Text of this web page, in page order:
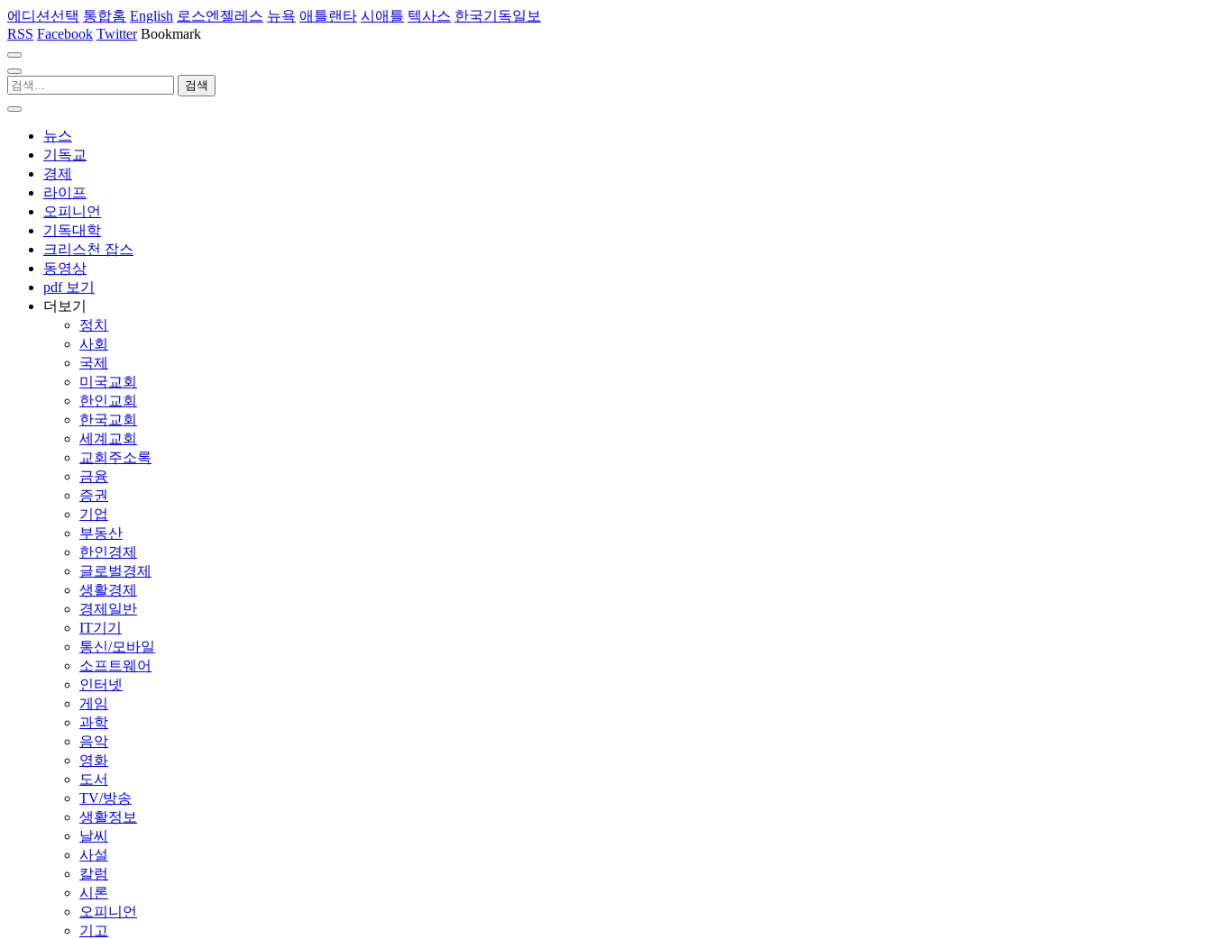
에디션선택 통합홈 English 로스엔젤레스 뉴욕 애틀랜타 시애틀 텍사스 한국기독일보
RSS Facebook Twitter Bookmark
뉴스
기독교
경제
라이프
오피니언
기독대학
크리스천 잡스
동영상
pdf 보기
더보기
정치
사회
국제
미국교회
한인교회
한국교회
세계교회
교회주소록
금융
증권
기업
부동산
한인경제
글로벌경제
생활경제
경제일반
IT기기
통신/모바일
소프트웨어
인터넷
게임
과학
음악
영화
도서
TV/방송
생활정보
날씨
사설
칼럼
시론
오피니언
기고